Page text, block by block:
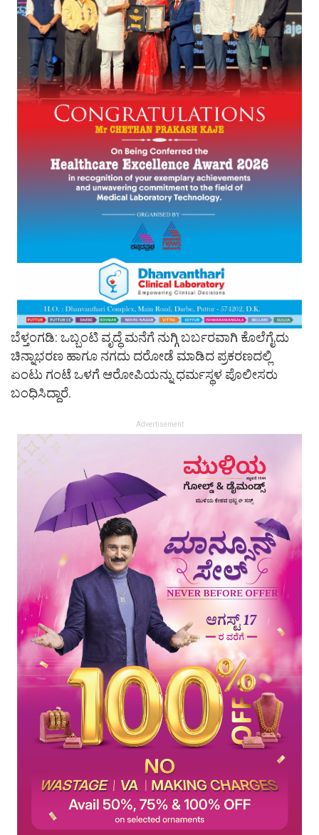
ಬೆಳ್ತಂಗಡಿ: ಒಬ್ಬಂಟಿ ವೃದ್ಧೆ ಮನೆಗೆ ನುಗ್ಗಿ ಬರ್ಬರವಾಗಿ ಕೊಲೆಗೈದು
ಚಿನ್ನಾಭರಣ ಹಾಗೂ ನಗದು ದರೋಡೆ ಮಾಡಿದ ಪ್ರಕರಣದಲ್ಲಿ
ಏಂಟು ಗಂಟೆ ಒಳಗೆ ಆರೋಪಿಯನ್ನು ಧರ್ಮಸ್ಥಳ ಪೊಲೀಸರು
ಬಂಧಿಸಿದ್ದಾರೆ.
Advertisement